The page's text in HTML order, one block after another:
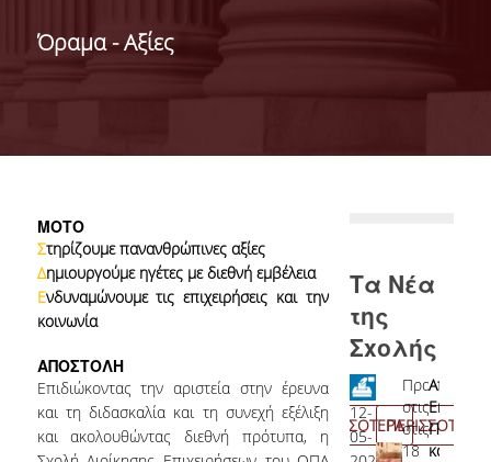
ΣΠΟΥΔΕΣ
ΜΕΤΑΠΤΥΧΙΑΚΕΣ
ΕΚΠΑΙΔΕΥΤΙΚΑ
ΕΡΓΑΣΤΗΡΙΑ
ΨΗΦΙΑΚΕΣ ΥΠΗΡΕΣΙΕΣ
Όραμα - Αξίες
MOTO
Στηρίζουμε πανανθρώπινες αξίες
Δημιουργούμε ηγέτες με διεθνή εμβέλεια
Ενδυναμώνουμε τις επιχειρήσεις και την
κοινωνία
ΑΠΟΣΤΟΛΗ
Επιδιώκοντας την αριστεία στην έρευνα
και τη διδασκαλία και τη συνεχή εξέλιξη
και ακολουθώντας διεθνή πρότυπα, η
Τα Νέα
της
Σxολής
07-
05-
2025
Προκήρυξη
07-
05-
ΠΕΡΙΣΣΟΤΕΡΑ
Ανακήρυξη
υποψηφίων
για
τη
12-
05-
ΠΕΡΙΣΣΟΤΕΡΑ
στις
στις
18
Εκλογών
και